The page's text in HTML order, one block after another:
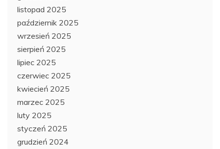
listopad 2025
październik 2025
wrzesień 2025
sierpień 2025
lipiec 2025
czerwiec 2025
kwiecień 2025
marzec 2025
luty 2025
styczeń 2025
grudzień 2024